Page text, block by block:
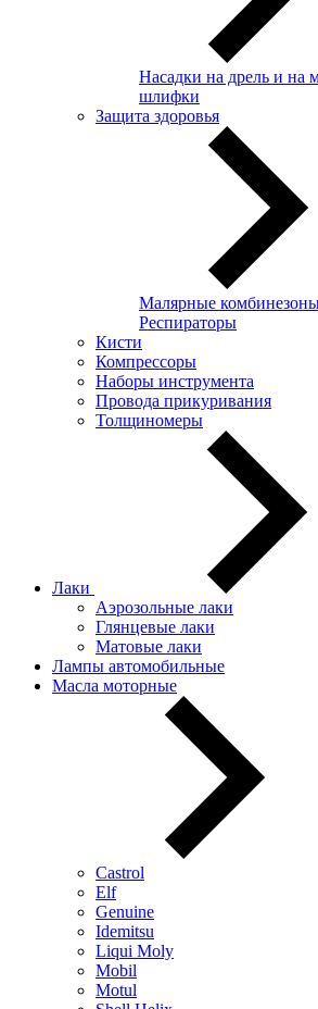
Насадки на дрель и на
шлифки
Защита здоровья
Малярные
Респираторы
Кисти
Компрессоры
Наборы инструмента
Провода прикуривания
Толщиномеры
Лаки
Аэрозольные лаки
Глянцевые лаки
Матовые лаки
Лампы автомобильные
Масла моторные
Castrol
Elf
Genuine
Idemitsu
Liqui Moly
Mobil
Motul